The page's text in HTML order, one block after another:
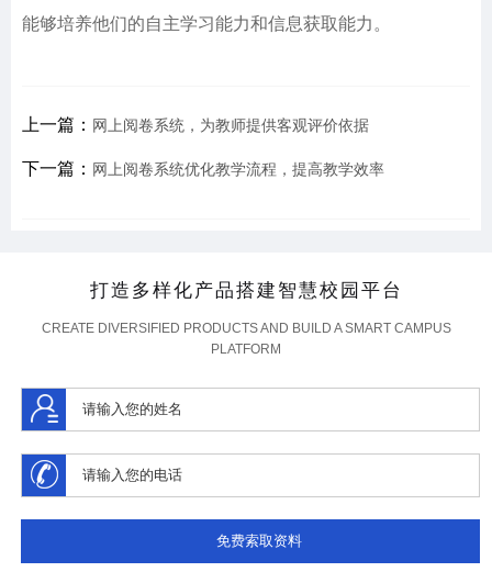
能够培养他们的自主学习能力和信息获取能力。
上一篇： 网上阅卷系统，为教师提供客观评价依据
下一篇： 网上阅卷系统优化教学流程，提高教学效率
打造多样化产品搭建智慧校园平台
CREATE DIVERSIFIED PRODUCTS AND BUILD A SMART CAMPUS
PLATFORM